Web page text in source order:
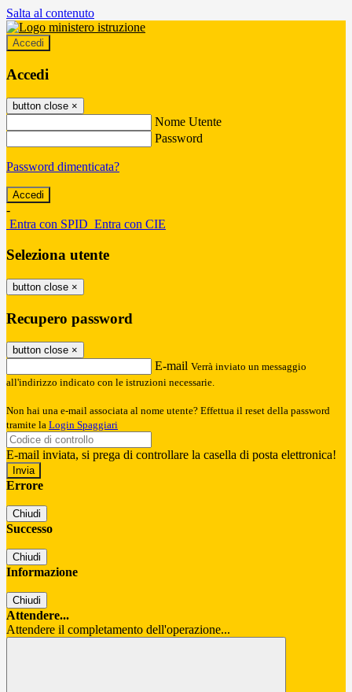
Salta al contenuto
Accedi
Accedi
button close ×
Nome Utente
Password
Password dimenticata?
-
Entra con SPID Entra con CIE
Seleziona utente
button close ×
Recupero password
button close ×
E-mail Verrà inviato un messaggio
all'indirizzo indicato con le istruzioni necessarie.
Non hai una e-mail associata al nome utente? Effettua il reset della password
tramite la Login Spaggiari
E-mail inviata, si prega di controllare la casella di posta elettronica!
Errore
Chiudi
Successo
Chiudi
Informazione
Chiudi
Attendere...
Attendere il completamento dell'operazione...